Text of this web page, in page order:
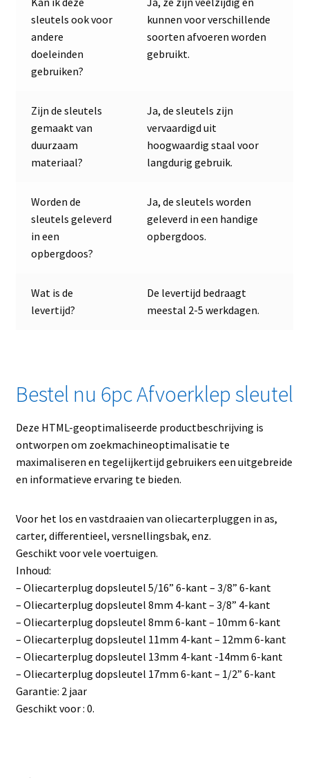
sleutels ook voor
andere
doeleinden
gebruiken?
kunnen voor verschillende
soorten afvoeren worden
gebruikt.
Zijn de sleutels
gemaakt van
duurzaam
materiaal?
Ja, de sleutels zijn
vervaardigd uit
hoogwaardig staal voor
langdurig gebruik.
Worden de
sleutels geleverd
in een
opbergdoos?
Ja, de sleutels worden
geleverd in een handige
opbergdoos.
Wat is de
levertijd?
De levertijd bedraagt
meestal 2-5 werkdagen.
Bestel nu 6pc Afvoerklep sleutel
Deze HTML-geoptimaliseerde productbeschrijving is
ontworpen om zoekmachineoptimalisatie te
maximaliseren en tegelijkertijd gebruikers een uitgebreide
en informatieve ervaring te bieden.
Voor het los en vastdraaien van oliecarterpluggen in as,
carter, differentieel, versnellingsbak, enz.
Geschikt voor vele voertuigen.
Inhoud:
– Oliecarterplug dopsleutel 5/16” 6-kant – 3/8” 6-kant
– Oliecarterplug dopsleutel 8mm 4-kant – 3/8” 4-kant
– Oliecarterplug dopsleutel 8mm 6-kant – 10mm 6-kant
– Oliecarterplug dopsleutel 11mm 4-kant – 12mm 6-kant
– Oliecarterplug dopsleutel 13mm 4-kant -14mm 6-kant
– Oliecarterplug dopsleutel 17mm 6-kant – 1/2” 6-kant
Garantie: 2 jaar
Geschikt voor : 0.